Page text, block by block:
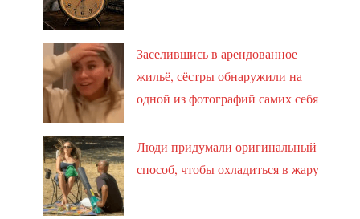
Заселившись в арендованное
жильё, сёстры обнаружили на
одной из фотографий самих себя
Люди придумали оригинальный
способ, чтобы охладиться в жару